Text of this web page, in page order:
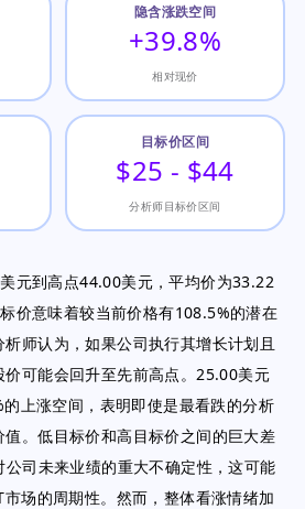
隐含涨跌空间
+39.8%
相对现价
目标价区间
$25 - $44
分析师目标价区间
元到高点44.00美元，平均价为33.22
价意味着较当前价格有108.5%的潜在
师认为，如果公司执行其增长计划且
可能会回升至先前高点。25.00美元
上涨空间，表明即使是最看跌的分析
。低目标价和高目标价之间的巨大差
司未来业绩的重大不确定性，这可能
场的周期性。然而，整体看涨情绪加